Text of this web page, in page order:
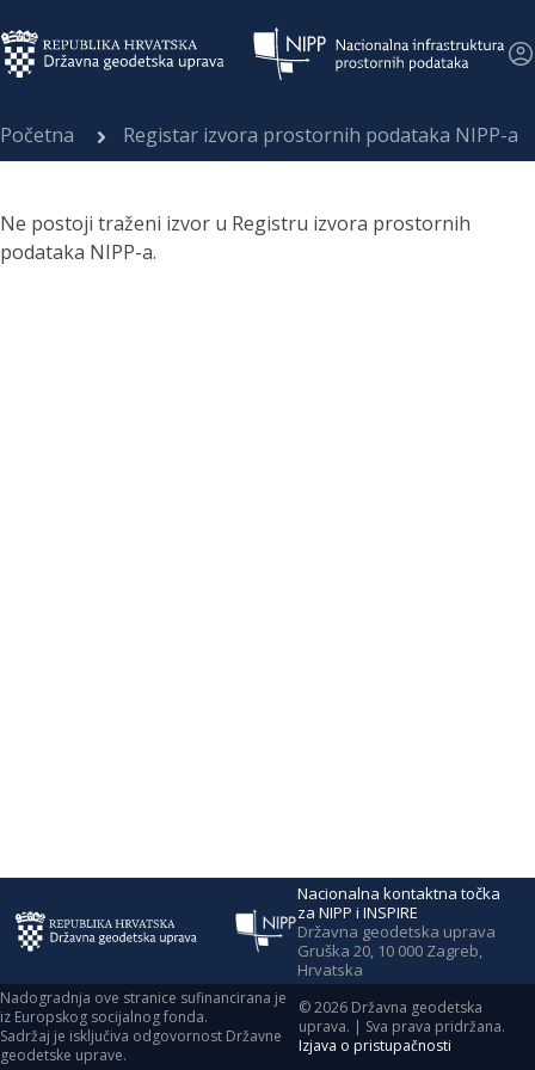
Početna Registar izvora prostornih podataka NIPP-a
Ne postoji traženi izvor u Registru izvora prostornih
podataka NIPP-a.
Nacionalna kontaktna točka
za NIPP i INSPIRE
Državna geodetska uprava
Gruška 20, 10 000 Zagreb,
Hrvatska
Nadogradnja ove stranice sufinancirana je
iz Europskog socijalnog fonda.
Sadržaj je isključiva odgovornost Državne
geodetske uprave.
©2026 Državna geodetska
uprava. | Sva prava pridržana.
Izjava o pristupačnosti